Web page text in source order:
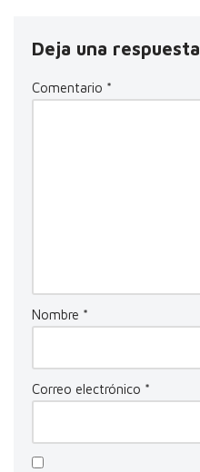
Deja una respuesta
Comentario *
Nombre *
Correo electrónico *